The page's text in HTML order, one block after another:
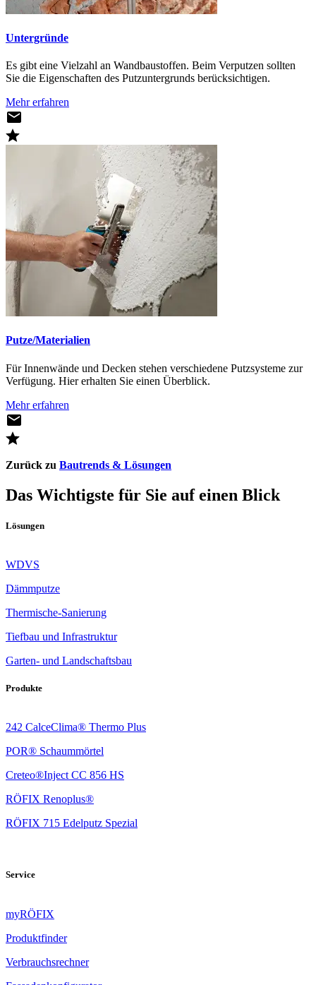
Untergründe
Es gibt eine Vielzahl an Wandbaustoffen. Beim Verputzen sollten
Sie die Eigenschaften des Putzuntergrunds berücksichtigen.
Mehr erfahren
Putze/Materialien
Für Innenwände und Decken stehen verschiedene Putzsysteme zur
Verfügung. Hier erhalten Sie einen Überblick.
Mehr erfahren
Zurück zu Bautrends & Lösungen
Das Wichtigste für Sie auf einen Blick
Lösungen
WDVS
Dämmputze
Thermische-Sanierung
Tiefbau und Infrastruktur
Garten- und Landschaftsbau
Produkte
242 CalceClima® Thermo Plus
POR® Schaummörtel
Creteo®Inject CC 856 HS
RÖFIX Renoplus®
RÖFIX 715 Edelputz Spezial
Service
myRÖFIX
Produktfinder
Verbrauchsrechner